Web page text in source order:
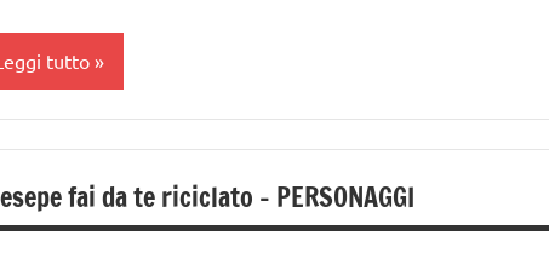
tutto
fai da te riciclato – PERSONAGGI